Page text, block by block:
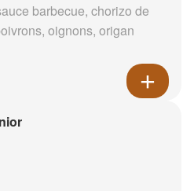
barbecue, chorizo de
oignons, origan